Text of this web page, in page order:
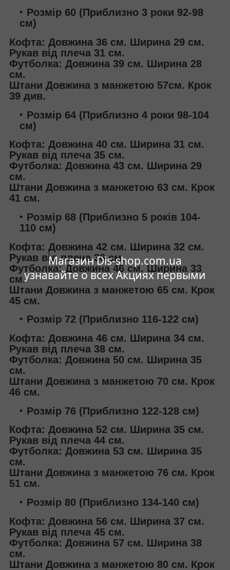
Магазин Dis-shop.com.ua
узнавайте о всех Акциях первыми
Розмір 60 (Приблизно 3 роки 92-98
см)
Кофта: Довжина 36 см. Ширина 29 см.
Рукав від плеча 31 см.
Футболка: Довжина 39 см. Ширина 28
см.
Штани Довжина з манжетою 57см. Крок
39 див.
Розмір 64 (Приблизно 4 роки 98-104
см)
Кофта: Довжина 40 см. Ширина 31 см.
Рукав від плеча 35 см.
Футболка: Довжина 43 см. Ширина 29
см.
Штани Довжина з манжетою 63 см. Крок
41 см.
Розмір 68 (Приблизно 5 років 104-
110 см)
Кофта: Довжина 42 см. Ширина 32 см.
Рукав від плеча 36 см.
Футболка: Довжина 46 см. Ширина 33
см.
Штани Довжина з манжетою 65 см. Крок
45 см.
Розмір 72 (Приблизно 116-122 см)
Кофта: Довжина 46 см. Ширина 34 см.
Рукав від плеча 38 см.
Футболка: Довжина 50 см. Ширина 35
см.
Штани Довжина з манжетою 70 см. Крок
46 см.
Розмір 76 (Приблизно 122-128 см)
Кофта: Довжина 52 см. Ширина 35 см.
Рукав від плеча 44 см.
Футболка: Довжина 53 см. Ширина 35
см.
Штани Довжина з манжетою 76 см. Крок
51 см.
Розмір 80 (Приблизно 134-140 см)
Кофта: Довжина 56 см. Ширина 37 см.
Рукав від плеча 45 см.
Футболка: Довжина 57 см. Ширина 38
см.
Штани Довжина з манжетою 80 см. Крок